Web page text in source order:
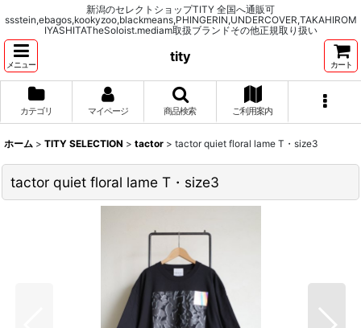
新潟のセレクトショップTITY 全国へ通販可
ssstein,ebagos,kookyzoo,blackmeans,PHINGERIN,UNDERCOVER,TAKAHIROM
IYASHITATheSoloist.mediam取扱ブランドその他正規取り扱い
メニュー
tity
カート
カテゴリ マイページ 商品検索 ご利用案内
ホーム > TITY SELECTION > tactor > tactor quiet floral lame T・size3
tactor quiet floral lame T・size3